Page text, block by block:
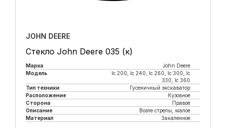
JOHN DEERE
Стекло John Deere 035 (к)
Марка
John Deere
Модель
lc 200, lc 240, lc 260, lc 300, lc
330, lc 360
Тип техники
Гусеничный экскаватор
Расположение
Кузовное
Сторона
Правое
Описание
Возле стрелы, малое
Материал
Закаленное